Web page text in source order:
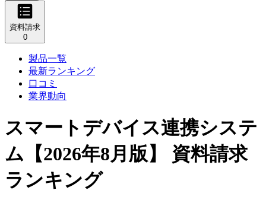
資料請求
0
製品一覧
最新ランキング
口コミ
業界動向
スマートデバイス連携システ
ム 【2026年8月版】 資料請求
ランキング